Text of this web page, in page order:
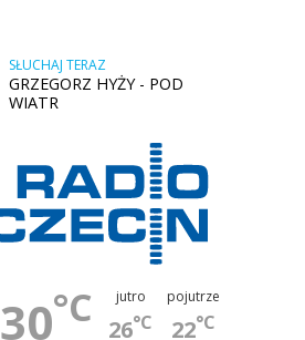
SŁUCHAJ TERAZ
GRZEGORZ HYŻY - POD
WIATR
30°C jutro
26°C
pojutrze
22°C